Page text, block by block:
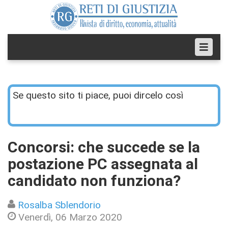
Se questo sito ti piace, puoi dircelo così
Concorsi: che succede se la
postazione PC assegnata al
candidato non funziona?
Rosalba Sblendorio
Venerdì, 06 Marzo 2020